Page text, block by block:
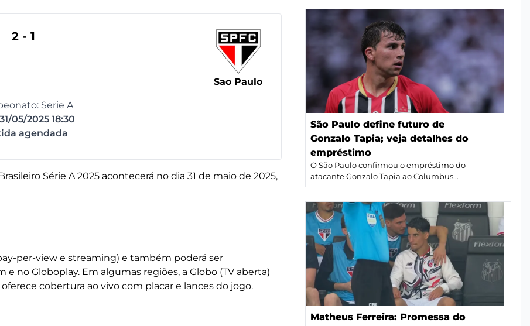
2 - 1
Sao Paulo
Serie A
31/05/2025 18:30
agendada
Série A 2025 acontecerá no dia 31 de maio de 2025,
per-view e streaming) e também poderá ser
no Globoplay. Em algumas regiões, a Globo (TV aberta)
cobertura ao vivo com placar e lances do jogo.
São Paulo define futuro de
Gonzalo Tapia; veja detalhes do
empréstimo
O São Paulo confirmou o empréstimo do
atacante Gonzalo Tapia ao Columbus...
Matheus Ferreira: Promessa do